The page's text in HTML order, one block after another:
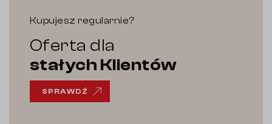
Kupujesz regularnie?
Oferta dla
stałych Klientów
SPRAWDŹ